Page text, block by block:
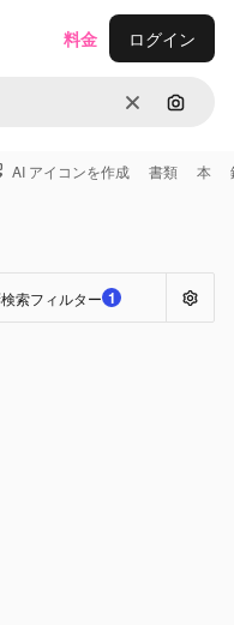
消去 画像で
料金 ログイン
AI アイコンを作成 書類 本
検索フィルター 1